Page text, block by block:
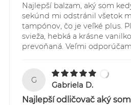
Najlepší balzam, aký som
sekúnd mi odstránil všetok
tampónov, čo je veľké plus.
svieža, hebká a krásne
prevoňaná. Veľmi
G
Gabriela D.
Najlepší odličovač aký